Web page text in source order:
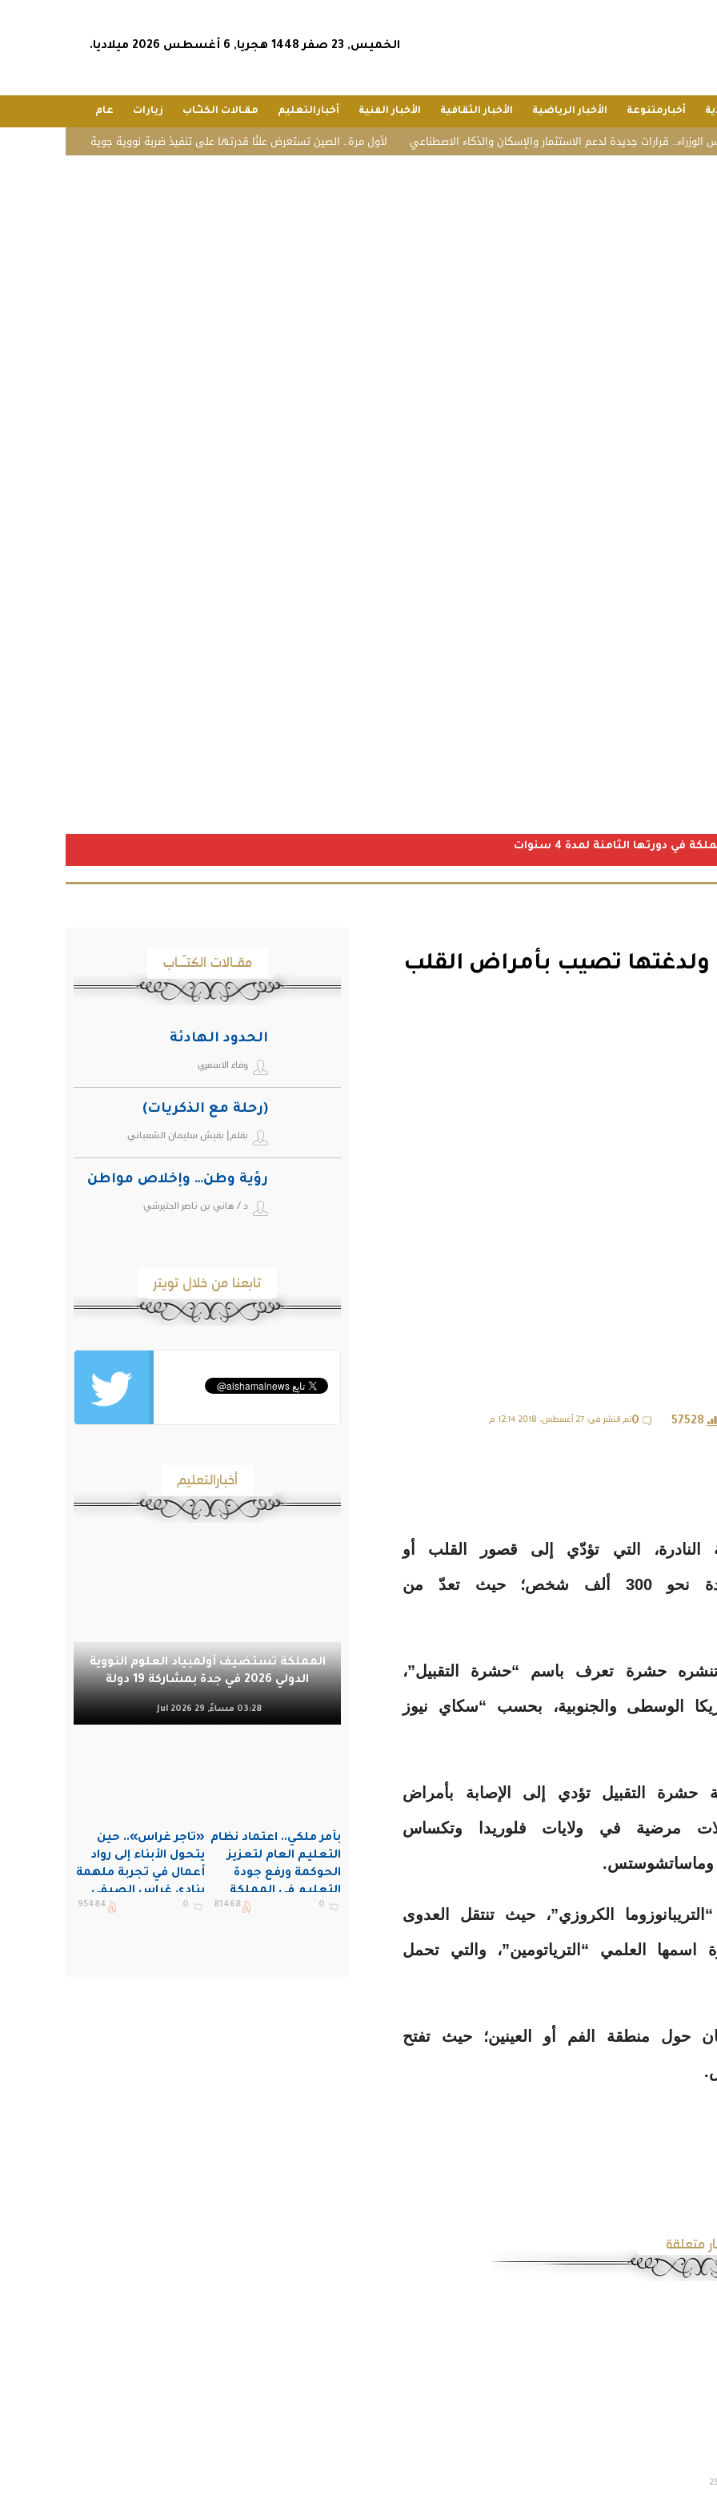
الخميس, 23 صفر 1448 هجريا, 6 أغسطس 2026 ميلاديا.
أخبارمتنوعة الأخبار الرياضية الأخبار الثقافية الأخبار الفنية أخبارالتعليم مقـالات الكتـّـاب زيارات عام
«زاتكا» تدعو المنشآت لأول مرة.. الصين تستعرض علنًا قدرتها على تنفيذ ضربة نووية جوية جديدة لدعم الاستثمار والإسكان والذكاء الاصطناعي
دورتها الثامنة لمدة 4 سنوات
تصيب بأمراض القلب
تم النشر في: 27 أغسطس، 2018 12:14 م 57528
0
النادرة، التي تؤدّي إلى قصور القلب أو
السكتة الدماغية، في الولايات المتحدة نحو 300 ألف شخص؛ حيث تعدّ من
حشرة تعرف باسم “حشرة التقبيل”،
أمريكا الوسطى والجنوبية، بحسب “سكاي نيوز
حشرة التقبيل تؤدي إلى الإصابة بأمراض
مرضية في ولايات فلوريدا وتكساس
وماساتشوستس.
الكروزي”، حيث تنتقل العدوى
العلمي “الترياتومين”، والتي تحمل
حول منطقة الفم أو العينين؛ حيث تفتح
متعلقة
مقـالات الكتـّـاب
الحدود الهادئة
وفاء الاسمري
(رحلة مع الذكريات)
بقلم| بقيش سليمان الشعباني
رؤية وطن… وإخلاص مواطن
د / هاني بن ناصر الحتيرشي
تابعنا من خلال تويتر
أخبارالتعليم
المملكة تستضيف أولمبياد العلوم النووية
الدولي 2026 في جدة بمشاركة 19 دولة
03:28 مساءً, 29 Jul 2026
بأمر ملكي.. اعتماد نظام
التعليم العام لتعزيز
الحوكمة ورفع جودة
التعليم في المملكة
0
81468
«تاجر غراس».. حين
يتحول الأبناء إلى رواد
أعمال في تجربة ملهمة
بنادي غراس الصيفي
بالجبيل
0
95484